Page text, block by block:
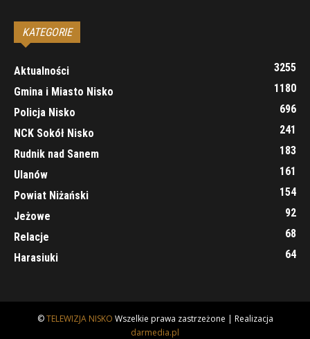
KATEGORIE
Aktualności
3255
Gmina i Miasto Nisko
1180
Policja Nisko
696
NCK Sokół Nisko
241
Rudnik nad Sanem
183
Ulanów
161
Powiat Niżański
154
Jeżowe
92
Relacje
68
Harasiuki
64
©TELEWIZJA NISKO Wszelkie prawa zastrzeżone | Realizacja
darmedia.pl